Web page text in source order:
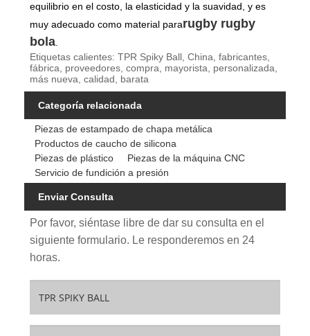
equilibrio en el costo, la elasticidad y la suavidad, y es
muy adecuado como material pararugby rugby
bola.
Etiquetas calientes: TPR Spiky Ball, China, fabricantes,
fábrica, proveedores, compra, mayorista, personalizada,
más nueva, calidad, barata
Categoría relacionada
Piezas de estampado de chapa metálica
Productos de caucho de silicona
Piezas de plástico
Piezas de la máquina CNC
Servicio de fundición a presión
Enviar Consulta
Por favor, siéntase libre de dar su consulta en el
siguiente formulario. Le responderemos en 24
horas.